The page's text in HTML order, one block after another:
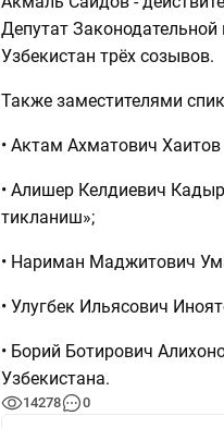
Депутат
Узбекистан трёх созывов.
Также заместителями
• Актам Ахматович
• Алишер Келдиевич
тикланиш»;
• Нариман Маджитович
• Улугбек Ильясович
• Борий Ботирович
Узбекистана.
14278 0